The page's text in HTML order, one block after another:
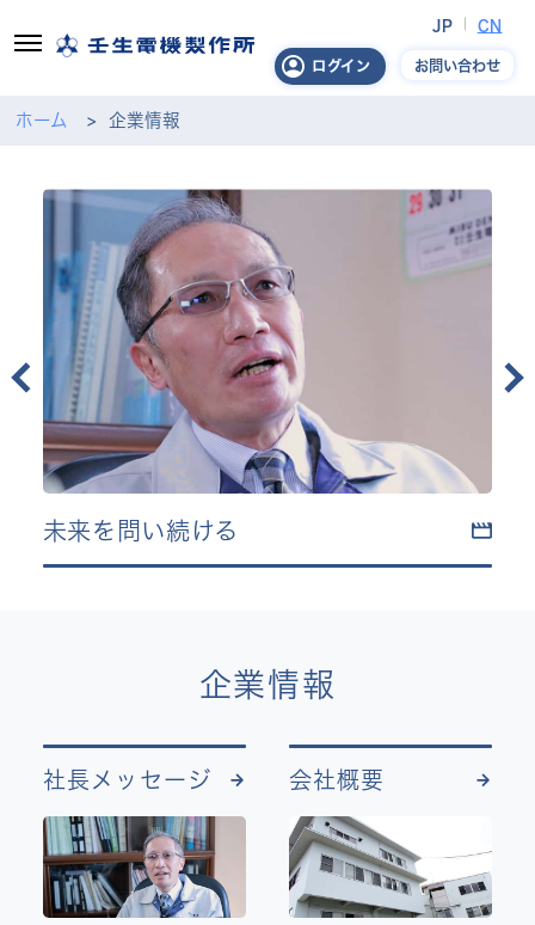
ログイン
JP CN
お問い合わせ
ホーム 企業情報
未来を問い続ける
企業情報
社長メッセージ 会社概要